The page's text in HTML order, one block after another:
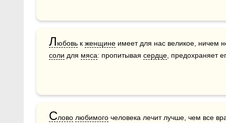
Любовь к женщине
соли для мяса: пропитывая сердце , предохраняет
Слово любимого человека лечит лучше, чем все